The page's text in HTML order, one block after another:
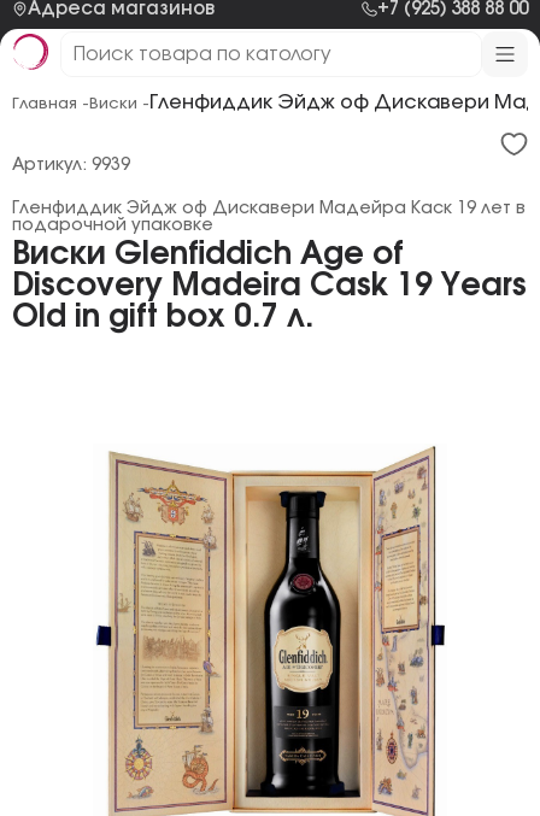
Адреса магазинов +7 (925) 388 88 00
Главная - Виски - Гленфиддик Эйдж оф Дискавери
Виски Glenfiddich Age of
Discovery Madeira Cask 19 Years
Old in gift box 0.7 л.
Гленфиддик Эйдж оф Дискавери Мадейра Каск 19 лет в
подарочной упаковке
Артикул: 9939